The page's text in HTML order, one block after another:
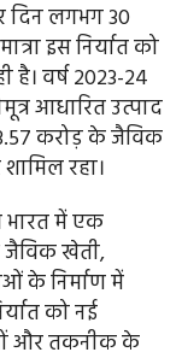
दिन लगभग 30
इस निर्यात को
वर्ष 2023-24
आधारित उत्पाद
करोड़ के जैविक
रहा।
भारत में एक
जैविक खेती,
के निर्माण में
को नई
और तकनीक के